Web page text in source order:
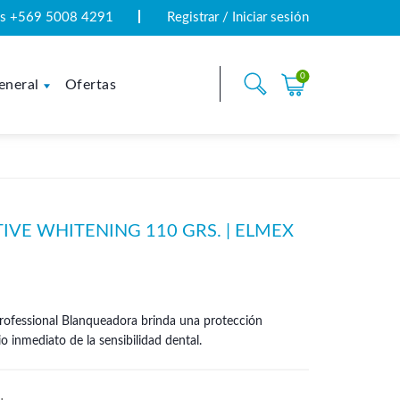
+569 5008 4291 Registrar / Iniciar sesión
Ofertas
0
WHITENING 110 GRS. | ELMEX
Blanqueadora brinda una protección
inmediato de la sensibilidad dental.